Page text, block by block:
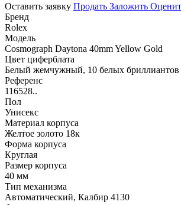
Оставить заявку Продать Заложить
Бренд
Rolex
Модель
Cosmograph Daytona 40mm Yellow Gold
Цвет циферблата
Белый жемчужный, 10 белых бриллиантов
Референс
116528..
Пол
Унисекс
Материал корпуса
Желтое золото 18к
Форма корпуса
Круглая
Размер корпуса
40 мм
Тип механизма
Автоматический, Калбир 4130